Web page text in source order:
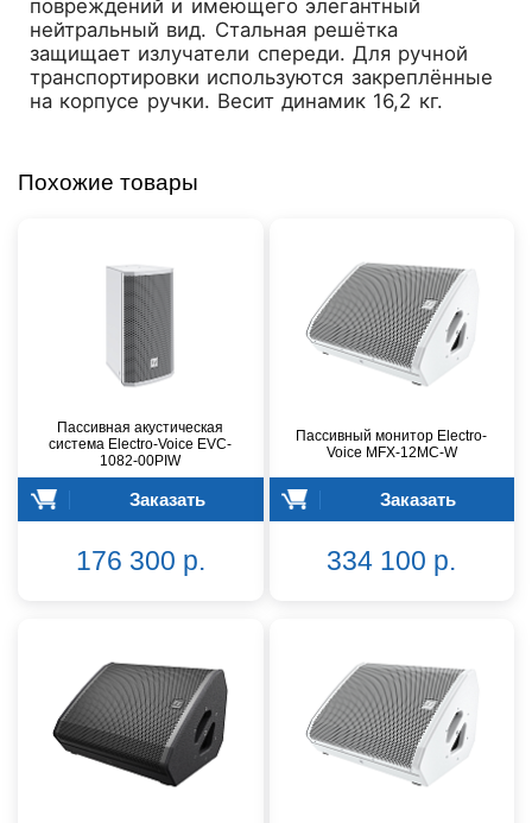
повреждений и имеющего элегантный
нейтральный вид. Стальная решётка
защищает излучатели спереди. Для ручной
транспортировки используются закреплённые
на корпусе ручки. Весит динамик 16,2 кг.
Похожие товары
Пассивная акустическая
система Electro-Voice EVC-
1082-00PIW
Заказать
176 300 р.
Пассивный монитор Electro-
Voice MFX-12MC-W
Заказать
334 100 р.